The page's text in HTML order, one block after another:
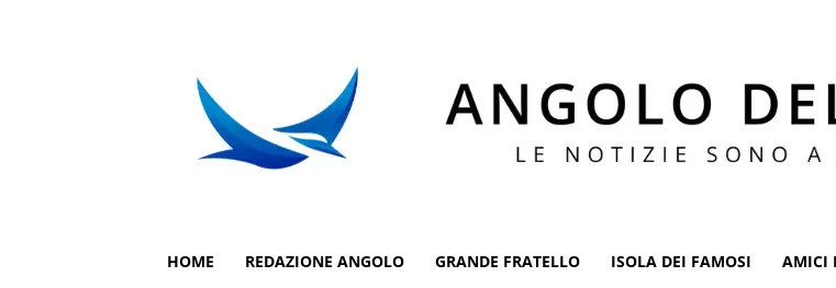
HOME REDAZIONE ANGOLO GRANDE FRATELLO ISOLA DEI FAMOSI AMICI